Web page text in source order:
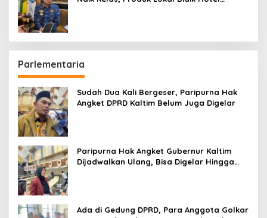
Parlementaria
Sudah Dua Kali Bergeser, Paripurna Hak
Angket DPRD Kaltim Belum Juga Digelar
Paripurna Hak Angket Gubernur Kaltim
Dijadwalkan Ulang, Bisa Digelar Hingga
Ada di Gedung DPRD, Para Anggota Golkar